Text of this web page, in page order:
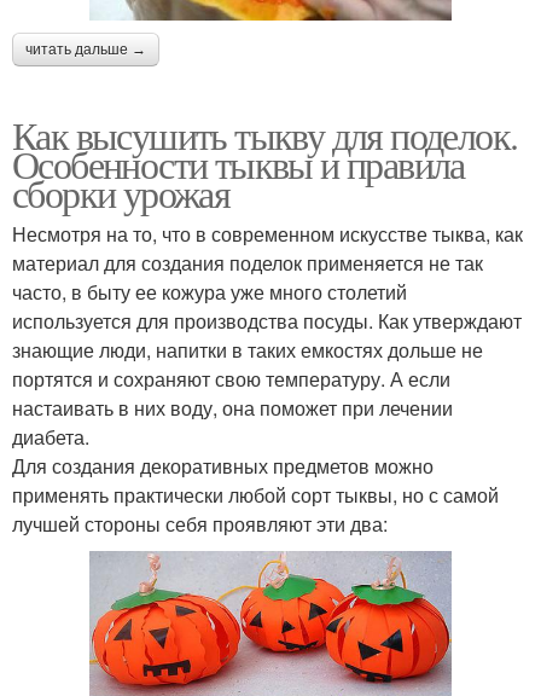
читать дальше →
Как высушить тыкву для поделок.
Особенности тыквы и правила
сборки урожая
Несмотря на то, что в современном искусстве тыква, как
материал для создания поделок применяется не так
часто, в быту ее кожура уже много столетий
используется для производства посуды. Как утверждают
знающие люди, напитки в таких емкостях дольше не
портятся и сохраняют свою температуру. А если
настаивать в них воду, она поможет при лечении
диабета.
Для создания декоративных предметов можно
применять практически любой сорт тыквы, но с самой
лучшей стороны себя проявляют эти два: